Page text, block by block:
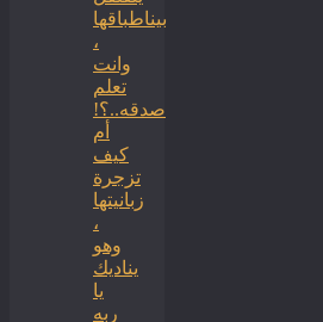
بيناطباقها
،
وانت
تعلم
صدقه..؟!
أم
كيف
تزجرة
زبانيتها
،
وهو
يناديك
يا
ربه